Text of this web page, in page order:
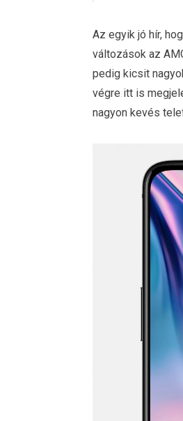
Az egyik jó hír,
változások az
pedig kicsit
végre itt is
nagyon kevés